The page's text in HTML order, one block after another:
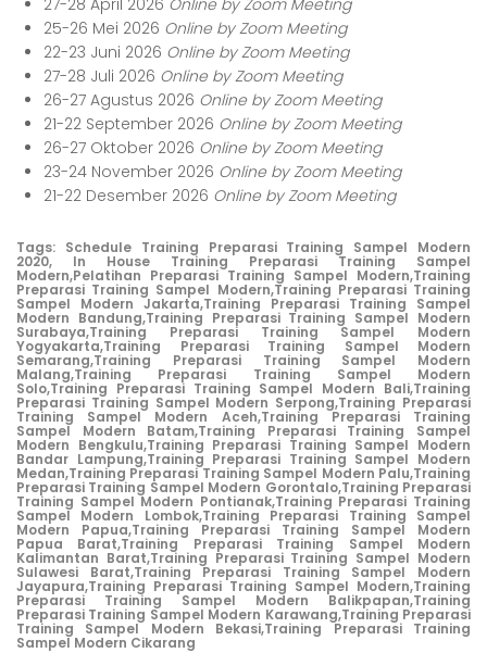
27-28 April 2026 Online by Zoom Meeting
25-26 Mei 2026 Online by Zoom Meeting
22-23 Juni 2026 Online by Zoom Meeting
27-28 Juli 2026 Online by Zoom Meeting
26-27 Agustus 2026 Online by Zoom Meeting
21-22 September 2026 Online by Zoom Meeting
26-27 Oktober 2026 Online by Zoom Meeting
23-24 November 2026 Online by Zoom Meeting
21-22 Desember 2026 Online by Zoom Meeting
Tags: Schedule Training Preparasi Training Sampel Modern
2020, In House Training Preparasi Training Sampel
Modern,Pelatihan Preparasi Training Sampel Modern,Training
Preparasi Training Sampel Modern,Training Preparasi Training
Sampel Modern Jakarta,Training Preparasi Training Sampel
Modern Bandung,Training Preparasi Training Sampel Modern
Surabaya,Training Preparasi Training Sampel Modern
Yogyakarta,Training Preparasi Training Sampel Modern
Semarang,Training Preparasi Training Sampel Modern
Malang,Training Preparasi Training Sampel Modern
Solo,Training Preparasi Training Sampel Modern Bali,Training
Preparasi Training Sampel Modern Serpong,Training Preparasi
Training Sampel Modern Aceh,Training Preparasi Training
Sampel Modern Batam,Training Preparasi Training Sampel
Modern Bengkulu,Training Preparasi Training Sampel Modern
Bandar Lampung,Training Preparasi Training Sampel Modern
Medan,Training Preparasi Training Sampel Modern Palu,Training
Preparasi Training Sampel Modern Gorontalo,Training Preparasi
Training Sampel Modern Pontianak,Training Preparasi Training
Sampel Modern Lombok,Training Preparasi Training Sampel
Modern Papua,Training Preparasi Training Sampel Modern
Papua Barat,Training Preparasi Training Sampel Modern
Kalimantan Barat,Training Preparasi Training Sampel Modern
Sulawesi Barat,Training Preparasi Training Sampel Modern
Jayapura,Training Preparasi Training Sampel Modern,Training
Preparasi Training Sampel Modern Balikpapan,Training
Preparasi Training Sampel Modern Karawang,Training Preparasi
Training Sampel Modern Bekasi,Training Preparasi Training
Sampel Modern Cikarang